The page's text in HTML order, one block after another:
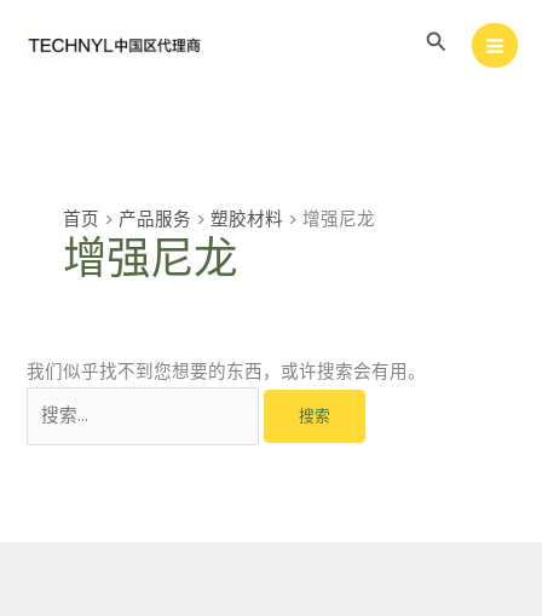
搜
首页 > 产品服务 > 塑胶材料 > 增强尼龙
增强尼龙
我们似乎找不到您想要的东西，或许搜索会有用。
索：